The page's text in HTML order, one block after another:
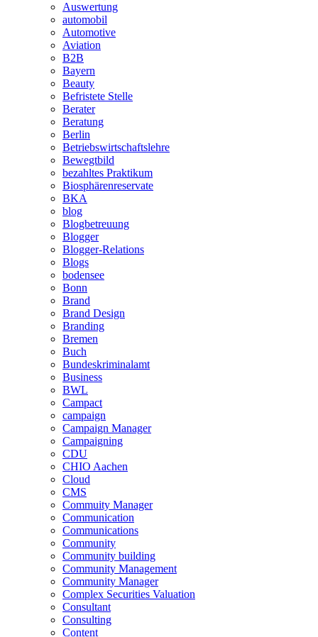
Auswertung
automobil
Automotive
Aviation
B2B
Bayern
Beauty
Befristete Stelle
Berater
Beratung
Berlin
Betriebswirtschaftslehre
Bewegtbild
bezahltes Praktikum
Biosphärenreservate
BKA
blog
Blogbetreuung
Blogger
Blogger-Relations
Blogs
bodensee
Bonn
Brand
Brand Design
Branding
Bremen
Buch
Bundeskriminalamt
Business
BWL
Campact
campaign
Campaign Manager
Campaigning
CDU
CHIO Aachen
Cloud
CMS
Commuity Manager
Communication
Communications
Community
Community building
Community Management
Community Manager
Complex Securities Valuation
Consultant
Consulting
Content